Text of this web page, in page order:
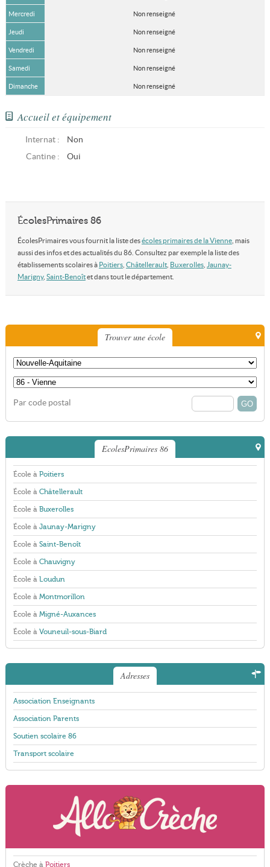
Mercredi Non renseigné
Jeudi Non renseigné
Vendredi Non renseigné
Samedi Non renseigné
Dimanche Non renseigné
Accueil et équipement
Internat :
Non
Cantine :
Oui
ÉcolesPrimaires 86
ÉcolesPrimaires vous fournit la liste desécoles primaires de la Vienne, mais
aussi des infos et des actualités du 86. Consultez par exemple la liste des
établissements scolaires à Poitiers, Châtellerault, Buxerolles, Jaunay-
Marigny, Saint-Benoîtet dans tout le département.
Trouver une école
Par code postal
EcolesPrimaires 86
École à Poitiers
École à Châtellerault
École à Buxerolles
École à Jaunay-Marigny
École à Saint-Benoît
École à Chauvigny
École à Loudun
École à Montmorillon
École à Migné-Auxances
École à Vouneuil-sous-Biard
Adresses
Association Enseignants
Association Parents
Soutien scolaire 86
Transport scolaire
Crèche à Poitiers